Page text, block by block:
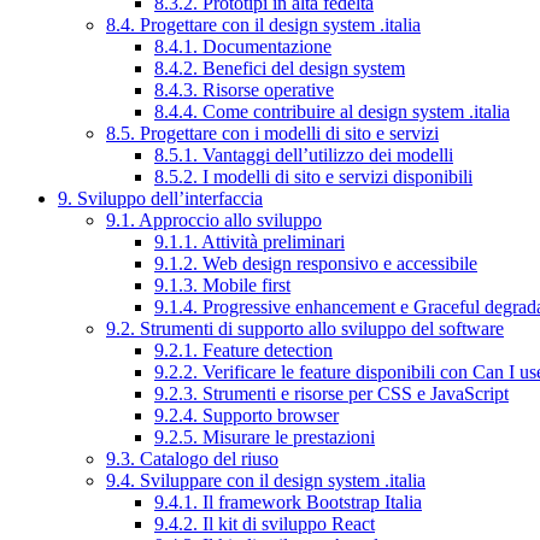
8.4. Progettare con il design system .italia
8.4.1. Documentazione
8.4.2. Benefici del design system
8.4.3. Risorse operative
8.4.4. Come contribuire al design system .italia
8.5. Progettare con i modelli di sito e servizi
8.5.1. Vantaggi dell’utilizzo dei modelli
8.5.2. I modelli di sito e servizi disponibili
9. Sviluppo dell’interfaccia
9.1. Approccio allo sviluppo
9.1.1. Attività preliminari
9.1.2. Web design responsivo e accessibile
9.1.3. Mobile first
9.1.4. Progressive enhancement e Graceful
9.2. Strumenti di supporto allo sviluppo del software
9.2.1. Feature detection
9.2.2. Verificare le feature disponibili con Can I
9.2.3. Strumenti e risorse per CSS e JavaScript
9.2.4. Supporto browser
9.2.5. Misurare le prestazioni
9.3. Catalogo del riuso
9.4. Sviluppare con il design system .italia
9.4.1. Il framework Bootstrap Italia
9.4.2. Il kit di sviluppo React